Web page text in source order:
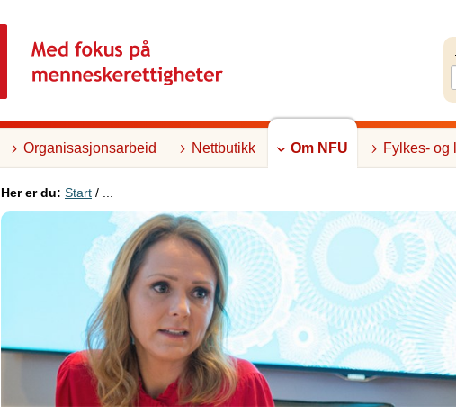
Organisasjonsarbeid Nettbutikk Om NFU Fylkes- og
Her er du: Start / ...